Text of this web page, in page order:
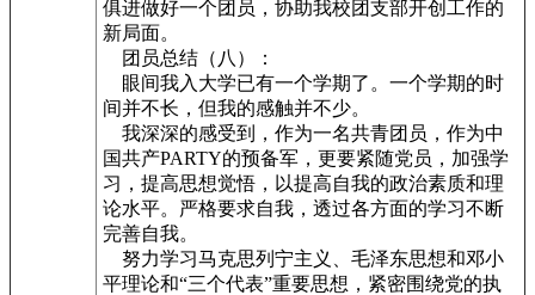
俱进做好一个团员，协助我校团支部开创工作的
新局面。
团员总结（八）：
眼间我入大学已有一个学期了。一个学期的时
间并不长，但我的感触并不少。
我深深的感受到，作为一名共青团员，作为中
国共产PARTY的预备军，更要紧随党员，加强学
习，提高思想觉悟，以提高自我的政治素质和理
论水平。严格要求自我，透过各方面的学习不断
完善自我。
努力学习马克思列宁主义、毛泽东思想和邓小
平理论和“三个代表”重要思想，紧密围绕党的执